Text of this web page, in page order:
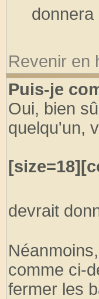
donnera
Revenir en
Puis-je
Oui, bien
quelqu'un,
devrait
comme ci-
fermer les